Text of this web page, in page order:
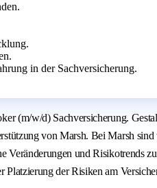
in der Sachversicherung.
(m/w/d) Sachversicherung.
von Marsh. Bei Marsh
und Risikotrends
der Risiken am